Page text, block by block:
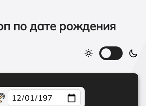
по дате рождения